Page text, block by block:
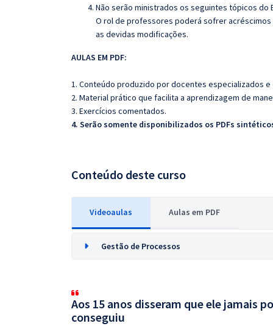
Não serão ministrados os seguintes tópicos do
O rol de professores poderá sofrer
as devidas modificações.
AULAS EM PDF:
1. Conteúdo produzido por docentes especializados
2. Material prático que facilita a aprendizagem de
3. Exercícios comentados.
4. Serão somente disponibilizados os PDFs
Conteúdo deste curso
Videoaulas Aulas em PDF
Gestão de Processos
Aos 15 anos disseram que ele jamais
conseguiu